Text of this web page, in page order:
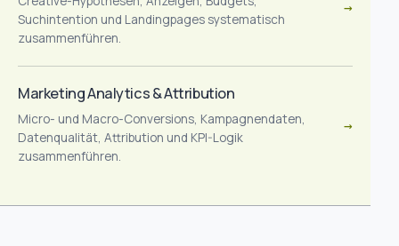
Suchintention und Landingpages systematisch
zusammenführen.
→
Marketing Analytics & Attribution
Micro- und Macro-Conversions, Kampagnendaten,
Datenqualität, Attribution und KPI-Logik
zusammenführen.
→